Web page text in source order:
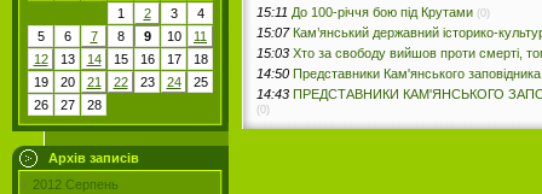
1
2 3
4
5
6 7 8 9 10
11
12
13 14 15 16 17
18
19
20 21 22 23 24
25
26
27 28
Архів записів
2012 Серпень
15:11 До 100-річчя бою під Крутами (0)
15:07 Кам’янський державний історико-
15:03 Хто за свободу вийшов проти смерті,
14:50 Представники Кам'янського
14:43 ПРЕДСТАВНИКИ КАМ'ЯНСЬКОГО
(0)